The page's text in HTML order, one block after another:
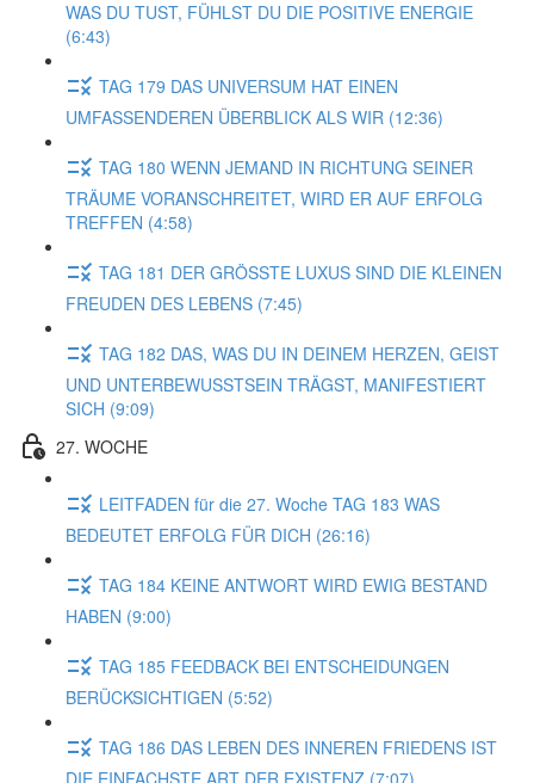
WAS DU TUST, FÜHLST DU DIE POSITIVE ENERGIE
(6:43)
TAG 179 DAS UNIVERSUM HAT EINEN
UMFASSENDEREN ÜBERBLICK ALS WIR (12:36)
TAG 180 WENN JEMAND IN RICHTUNG SEINER
TRÄUME VORANSCHREITET, WIRD ER AUF ERFOLG
TREFFEN (4:58)
TAG 181 DER GRÖSSTE LUXUS SIND DIE KLEINEN
FREUDEN DES LEBENS (7:45)
TAG 182 DAS, WAS DU IN DEINEM HERZEN, GEIST
UND UNTERBEWUSSTSEIN TRÄGST, MANIFESTIERT
SICH (9:09)
27. WOCHE
LEITFADEN für die 27. Woche TAG 183 WAS
BEDEUTET ERFOLG FÜR DICH (26:16)
TAG 184 KEINE ANTWORT WIRD EWIG BESTAND
HABEN (9:00)
TAG 185 FEEDBACK BEI ENTSCHEIDUNGEN
BERÜCKSICHTIGEN (5:52)
TAG 186 DAS LEBEN DES INNEREN FRIEDENS IST
DIE EINFACHSTE ART DER EXISTENZ (7:07)